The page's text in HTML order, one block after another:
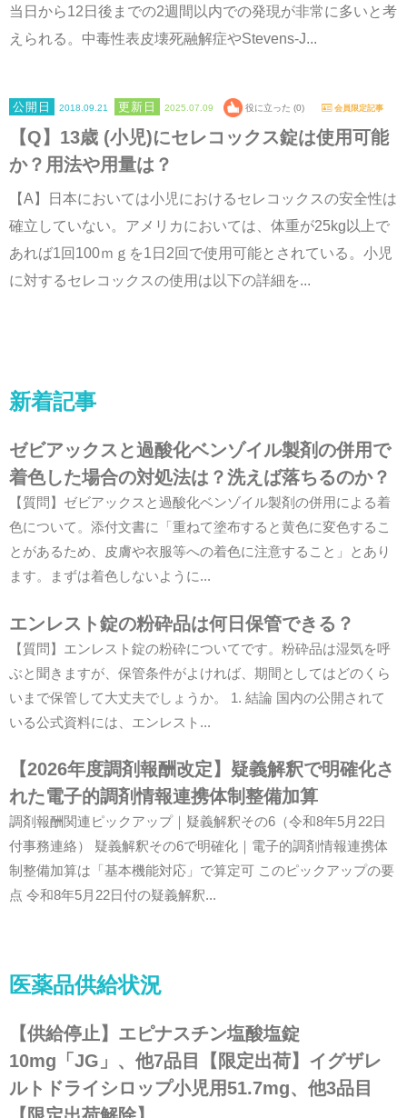
当日から12日後までの2週間以内での発現が非常に多いと考
えられる。中毒性表皮壊死融解症やStevens-J...
2018.09.21 2025.07.09 役に立った (0) 会員限定記事
【Q】13歳 (小児)にセレコックス錠は使用可能
か？用法や用量は？
【A】日本においては小児におけるセレコックスの安全性は
確立していない。アメリカにおいては、体重が25kg以上で
あれば1回100ｍｇを1日2回で使用可能とされている。小児
に対するセレコックスの使用は以下の詳細を...
新着記事
ゼビアックスと過酸化ベンゾイル製剤の併用で
着色した場合の対処法は？洗えば落ちるのか？
【質問】ゼビアックスと過酸化ベンゾイル製剤の併用による着
色について。添付文書に「重ねて塗布すると黄色に変色するこ
とがあるため、皮膚や衣服等への着色に注意すること」とあり
ます。まずは着色しないように...
エンレスト錠の粉砕品は何日保管できる？
【質問】エンレスト錠の粉砕についてです。粉砕品は湿気を呼
ぶと聞きますが、保管条件がよければ、期間としてはどのくら
いまで保管して大丈夫でしょうか。 1. 結論 国内の公開されて
いる公式資料には、エンレスト...
【2026年度調剤報酬改定】疑義解釈で明確化さ
れた電子的調剤情報連携体制整備加算
調剤報酬関連ピックアップ｜疑義解釈その6（令和8年5月22日
付事務連絡） 疑義解釈その6で明確化｜電子的調剤情報連携体
制整備加算は「基本機能対応」で算定可 このピックアップの要
点 令和8年5月22日付の疑義解釈...
医薬品供給状況
【供給停止】エピナスチン塩酸塩錠
10mg「JG」、他7品目【限定出荷】イグザレ
ルトドライシロップ小児用51.7mg、他3品目